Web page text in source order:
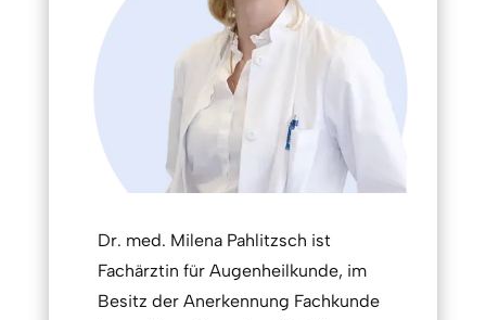
Dr. med. Milena Pahlitzsch ist
Fachärztin für Augenheilkunde, im
Besitz der Anerkennung Fachkunde